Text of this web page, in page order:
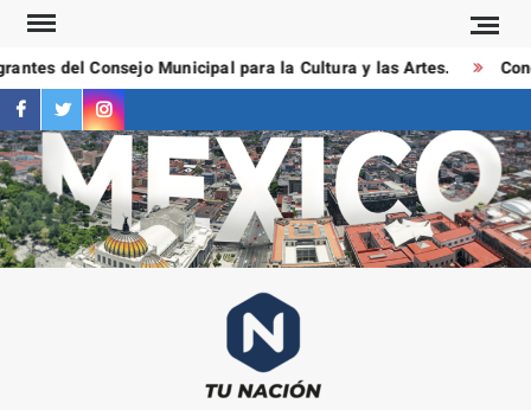
Saltar
contenidodel Consejo Municipal para la Cultura y las Artes.
facebook
twitterinstagram